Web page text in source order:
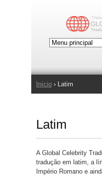
Você está
Início › Latim
Latim
A Global Celebrity
tradução em latim, a
Império Romano e